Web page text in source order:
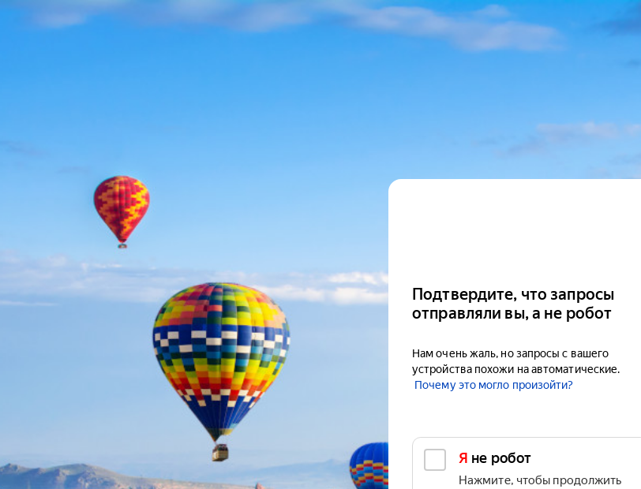
Подтвердите, что запросы
отправляли вы, а не робот
Нам очень жаль, но запросы с вашего
устройства похожи на автоматические.
Почему это могло произойти?
Я не робот
Нажмите, чтобы продолжить